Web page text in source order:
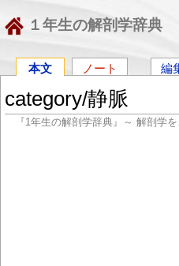
１年生の解剖学辞典
本文 ノート 編
category/静脈
『1年生の解剖学辞典』～ 解剖学